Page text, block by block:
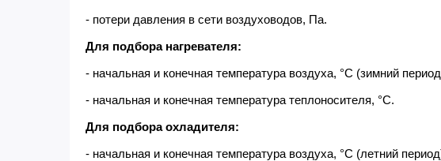
- потери давления в сети воздуховодов, Па.
Для подбора нагревателя:
- начальная и конечная температура воздуха, °С (зимний
- начальная и конечная температура теплоносителя, °С.
Для подбора охладителя:
- начальная и конечная температура воздуха, °С (летний